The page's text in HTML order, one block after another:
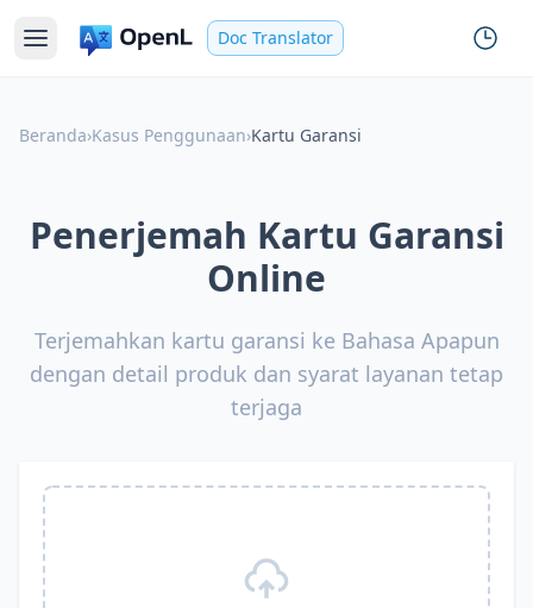
Doc Translator
Beranda›Kasus Penggunaan›Kartu Garansi
Penerjemah Kartu Garansi
Online
Terjemahkan kartu garansi ke Bahasa Apapun
dengan detail produk dan syarat layanan tetap
terjaga